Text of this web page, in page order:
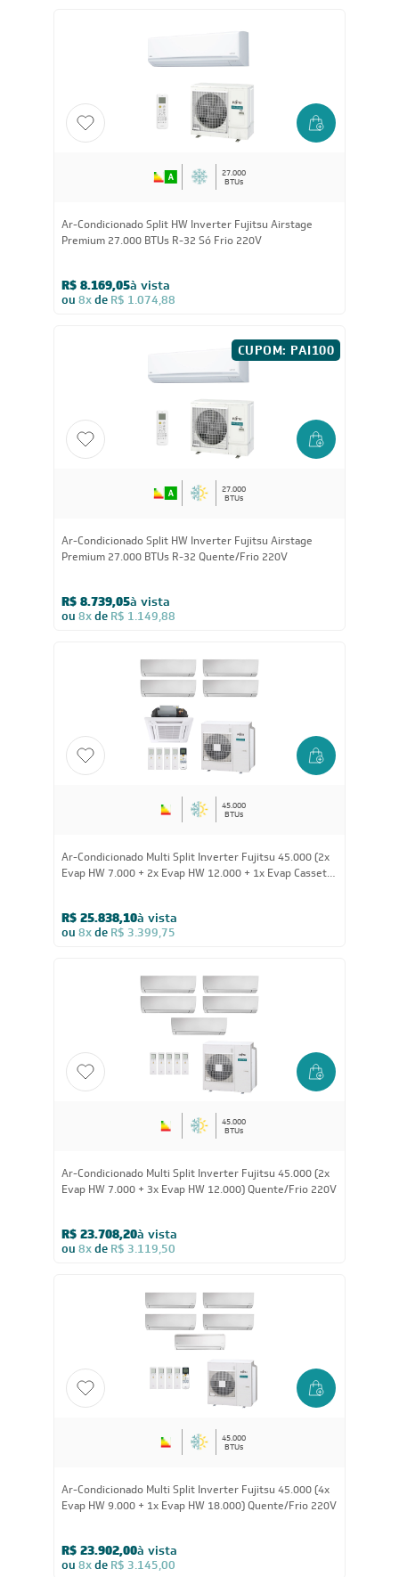
27.000
BTUs
Ar-Condicionado Split HW Inverter Fujitsu Airstage
Premium 27.000 BTUs R-32 Só Frio 220V
R$ 8.169,05à vista
ou 8xde R$ 1.074,88
CUPOM: PAI100
27.000
BTUs
Ar-Condicionado Split HW Inverter Fujitsu Airstage
Premium 27.000 BTUs R-32 Quente/Frio 220V
R$ 8.739,05à vista
ou 8xde R$ 1.149,88
45.000
BTUs
Ar-Condicionado Multi Split Inverter Fujitsu 45.000 (2x
Evap HW 7.000 + 2x Evap HW 12.000 + 1x Evap Cassete
R$ 25.838,10à vista
ou 8xde R$ 3.399,75
45.000
BTUs
Ar-Condicionado Multi Split Inverter Fujitsu 45.000 (2x
Evap HW 7.000 + 3x Evap HW 12.000) Quente/Frio 220V
R$ 23.708,20à vista
ou 8xde R$ 3.119,50
45.000
BTUs
Ar-Condicionado Multi Split Inverter Fujitsu 45.000 (4x
Evap HW 9.000 + 1x Evap HW 18.000) Quente/Frio 220V
R$ 23.902,00à vista
ou 8xde R$ 3.145,00